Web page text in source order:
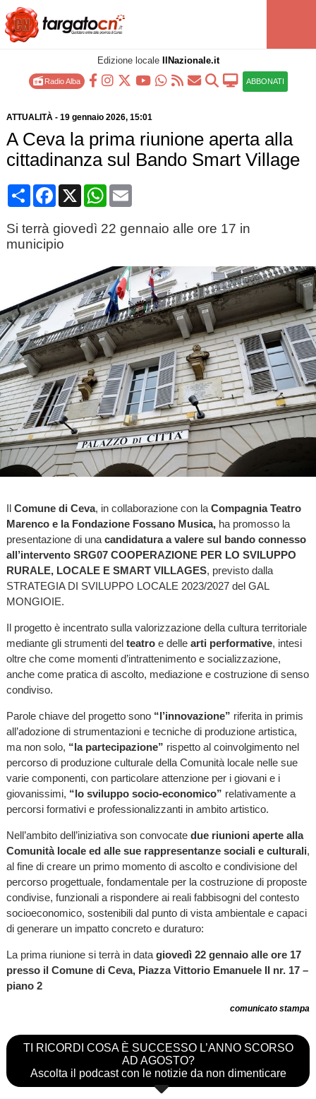
Edizione locale IlNazionale.it
Radio Alba ABBONATI
ATTUALITÀ- 19 gennaio 2026, 15:01
A Ceva la prima riunione aperta alla
cittadinanza sul Bando Smart Village
CondividiFacebook
X WhatsApp
Email
Si terrà giovedì 22 gennaio alle ore 17 in
municipio
Il Comune di Ceva, in collaborazione con la Compagnia Teatro
Marenco e la Fondazione Fossano Musica, ha promosso la
presentazione di una candidatura a valere sul bando connesso
all’intervento SRG07 COOPERAZIONE PER LO SVILUPPO
RURALE, LOCALE E SMART VILLAGES, previsto dalla
STRATEGIA DI SVILUPPO LOCALE 2023/2027 del GAL
MONGIOIE.
Il progetto è incentrato sulla valorizzazione della cultura territoriale
mediante gli strumenti del teatro e delle arti performative, intesi
oltre che come momenti d’intrattenimento e socializzazione,
anche come pratica di ascolto, mediazione e costruzione di senso
condiviso.
Parole chiave del progetto sono “l’innovazione” riferita in primis
all’adozione di strumentazioni e tecniche di produzione artistica,
ma non solo, “la partecipazione” rispetto al coinvolgimento nel
percorso di produzione culturale della Comunità locale nelle sue
varie componenti, con particolare attenzione per i giovani e i
giovanissimi, “lo sviluppo socio-economico” relativamente a
percorsi formativi e professionalizzanti in ambito artistico.
Nell’ambito dell’iniziativa son convocate due riunioni aperte alla
Comunità locale ed alle sue rappresentanze sociali e culturali,
al fine di creare un primo momento di ascolto e condivisione del
percorso progettuale, fondamentale per la costruzione di proposte
condivise, funzionali a rispondere ai reali fabbisogni del contesto
socioeconomico, sostenibili dal punto di vista ambientale e capaci
di generare un impatto concreto e duraturo:
La prima riunione si terrà in data giovedì 22 gennaio alle ore 17
presso il Comune di Ceva, Piazza Vittorio Emanuele II nr. 17 –
piano 2
comunicato stampa
TI RICORDI COSA È SUCCESSO L’ANNO SCORSO
AD AGOSTO?
Ascolta il podcast con le notizie da non dimenticare